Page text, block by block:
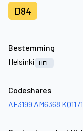
D84
Bestemming
Helsinki
HEL
Codeshares
AF3199 AM6368 KQ1171